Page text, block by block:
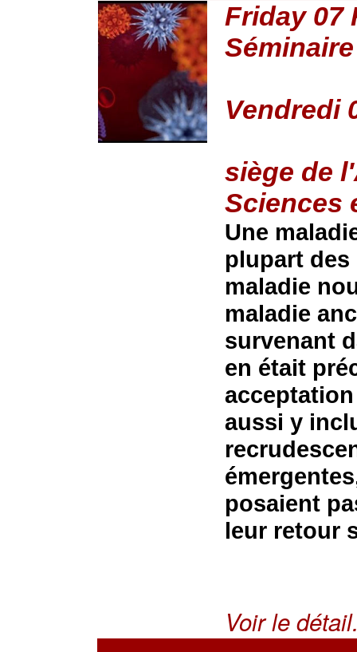
Friday 07
Vendredi
siège de
Sciences
Une
plupart
maladie
maladie
survenant
en était
aussi y
posaient
leur retour
Voir le